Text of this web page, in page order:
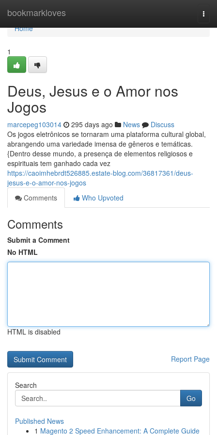
bookmarkloves
Home
Home
1
Deus, Jesus e o Amor nos
Jogos
marcepeg103014 295 days ago News
Discuss
Os jogos eletrônicos se tornaram uma plataforma cultural global,
abrangendo uma variedade imensa de gêneros e temáticas.
{Dentro desse mundo, a presença de elementos religiosos e
espirituais tem ganhado cada vez
https://caoimhebrdt526885.estate-blog.com/36817361/deus-
jesus-e-o-amor-nos-jogos
Comments
Who Upvoted
Comments
Submit a Comment
No HTML
HTML is disabled
Report Page
Search
Go
Published News
1 Magento 2 Speed Enhancement: A Complete Guide